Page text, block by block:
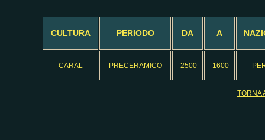
CULTURA PERIODO DA A
CARAL PRECERAMICO -2500 -1600
TORNA